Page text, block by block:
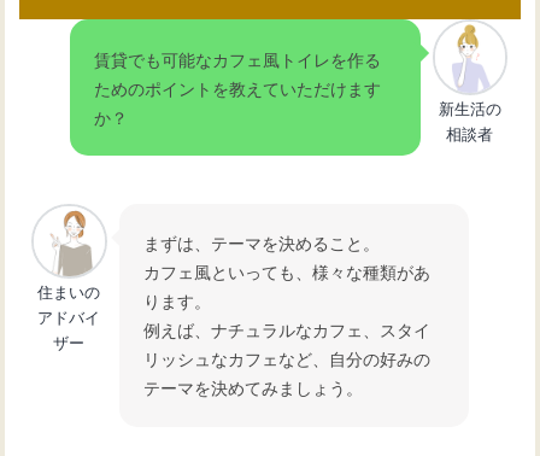
賃貸でも可能なカフェ風トイレを作る
ためのポイントを教えていただけます
か？
新生活の
相談者
住まいの
アドバイ
ザー
まずは、テーマを決めること。
カフェ風といっても、様々な種類があ
ります。
例えば、ナチュラルなカフェ、スタイ
リッシュなカフェなど、自分の好みの
テーマを決めてみましょう。